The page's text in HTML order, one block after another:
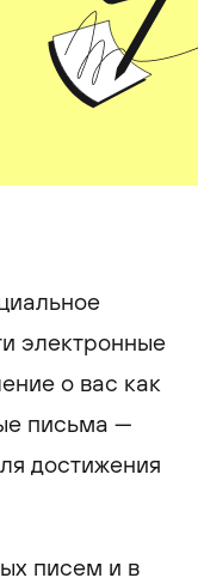
электронные
о вас как
письма —
достижения
писем и в